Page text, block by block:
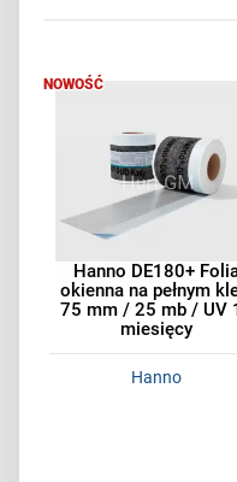
Hanno DE180+
okienna na pełnym
75 mm / 25 mb / UV
miesięcy
Hanno
NOWOŚĆ